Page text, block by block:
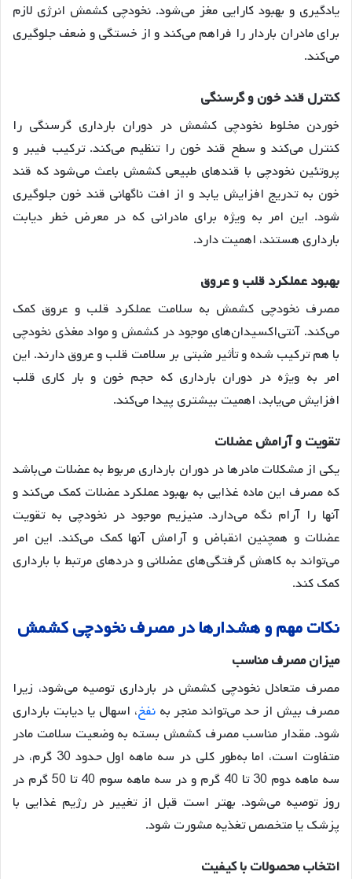
یادگیری و بهبود کارایی مغز می‌شود. نخودچی کشمش انرژی لازم
برای مادران باردار را فراهم می‌کند و از خستگی و ضعف جلوگیری
می‌کند.
کنترلقندخونوگرسنگی
خوردن مخلوط نخودچی کشمش در دوران بارداری گرسنگی را
کنترل می‌کند و سطح قند خون را تنظیم می‌کند. ترکیب فیبر و
پروتئین نخودچی با قندهای طبیعی کشمش باعث می‌شود که قند
خون به تدریج افزایش یابد و از افت ناگهانی قند خون جلوگیری
شود. این امر به ویژه برای مادرانی که در معرض خطر دیابت
بارداری هستند، اهمیت دارد.
بهبودعملکردقلبوعروق
مصرف نخودچی کشمش به سلامت عملکرد قلب و عروق کمک
می‌کند. آنتی‌اکسیدان‌های موجود در کشمش و مواد مغذی نخودچی
با هم ترکیب شده و تأثیر مثبتی بر سلامت قلب و عروق دارند. این
امر به ویژه در دوران بارداری که حجم خون و بار کاری قلب
افزایش می‌یابد، اهمیت بیشتری پیدا می‌کند.
تقویتوآرامشعضلات
یکی از مشکلات مادرها در دوران بارداری مربوط به عضلات می‌باشد
که مصرف این ماده غذایی به بهبود عملکرد عضلات کمک می‌کند و
آنها را آرام نگه می‌دارد. منیزیم موجود در نخودچی به تقویت
عضلات و همچنین انقباض و آرامش آنها کمک می‌کند. این امر
می‌تواند به کاهش گرفتگی‌های عضلانی و دردهای مرتبط با بارداری
کمک کند.
نکاتمهموهشدارهادرمصرفنخودچیکشمش
میزانمصرفمناسب
مصرف متعادل نخودچی کشمش در بارداری توصیه می‌شود، زیرا
مصرف بیش از حد می‌تواند منجر بهنفخ، اسهال یا دیابت بارداری
شود. مقدار مناسب مصرف کشمش بسته به وضعیت سلامت مادر
متفاوت است، اما به‌طور کلی در سه ماهه اول حدود 30 گرم، در
سه ماهه دوم 30 تا 40 گرم و در سه ماهه سوم 40 تا 50 گرم در
روز توصیه می‌شود. بهتر است قبل از تغییر در رژیم غذایی با
پزشک یا متخصص تغذیه مشورت شود.
انتخابمحصولاتباکیفیت